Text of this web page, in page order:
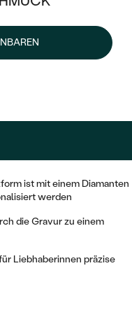
3 - 4 Wochen.
ist mit einem Diamanten
werden
die Gravur zu einem
Liebhaberinnen präzise